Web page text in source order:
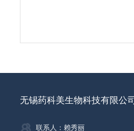
无锡药科美生物科技有限公司
联系人：赖秀丽